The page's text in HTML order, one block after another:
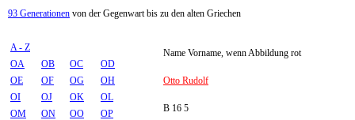
93 Generationen von der Gegenwart bis zu den alten Griechen
A - Z
OA
OB OC
OD
OE
OF OG
OH
OI
OJ OK
OL
OM
ON OO
OP
Name Vorname, wenn Abbildung rot
Otto Rudolf
B 16 5